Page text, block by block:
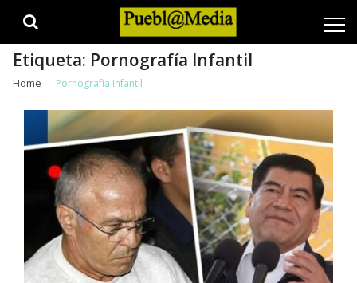
Etiqueta: Pornografía Infantil
Home Pornografía Infantil